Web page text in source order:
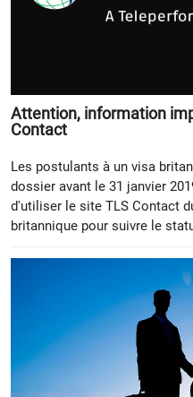
Attention, information
Contact
Les postulants à un visa
dossier avant le 31 janvier
d'utiliser le site TLS Contact
britannique pour suivre le